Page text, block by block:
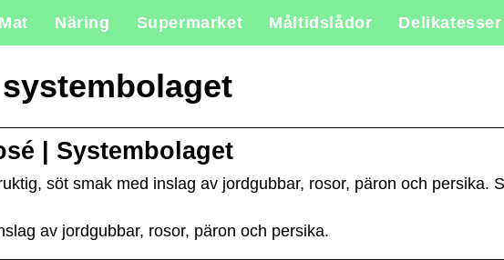
Mat Näring Supermarket Måltidslådor Delikatesser
| Systembolaget
söt smak med inslag av jordgubbar, rosor, päron och persika.
av jordgubbar, rosor, päron och persika.